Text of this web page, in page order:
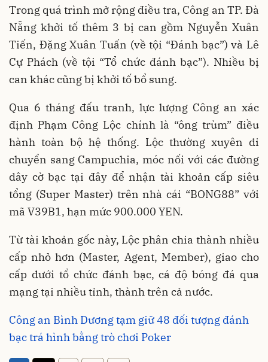
Trong quá trình mở rộng điều tra, Công an TP. Đà
Nẵng khởi tố thêm 3 bị can gồm Nguyễn Xuân
Tiến, Đặng Xuân Tuấn (về tội “Đánh bạc”) và Lê
Cự Phách (về tội “Tổ chức đánh bạc”). Nhiều bị
can khác cũng bị khởi tố bổ sung.
Qua 6 tháng đấu tranh, lực lượng Công an xác
định Phạm Công Lộc chính là “ông trùm” điều
hành toàn bộ hệ thống. Lộc thường xuyên di
chuyển sang Campuchia, móc nối với các đường
dây cờ bạc tại đây để nhận tài khoản cấp siêu
tổng (Super Master) trên nhà cái “BONG88” với
mã V39B1, hạn mức 900.000 YEN.
Từ tài khoản gốc này, Lộc phân chia thành nhiều
cấp nhỏ hơn (Master, Agent, Member), giao cho
cấp dưới tổ chức đánh bạc, cá độ bóng đá qua
mạng tại nhiều tỉnh, thành trên cả nước.
Công an Bình Dương tạm giữ 48 đối tượng đánh
bạc trá hình bằng trò chơi Poker